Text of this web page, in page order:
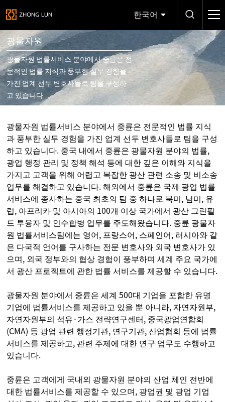
한국어
광물자원
광물자원 법률서비스 분야에서 중륜은 전
문적인 법률 지식과 풍부한 실무 경험을
가진 업계 선두 변호사들로 팀을 구성하
고 있습니다
광물자원 법률서비스 분야에서 중륜은 전문적인 법률 지식
과 풍부한 실무 경험을 가진 업계 선두 변호사들로 팀을 구성
하고 있습니다. 중국 내에서 중륜은 광물자원 분야의 법률,
광업 행정 관리 및 정책 해석 등에 대한 깊은 이해와 지식을
가지고 고객을 위해 어렵고 복잡한 광산 관련 소송 및 비소송
업무를 해결하고 있습니다. 해외에서 중륜은 국제 광업 법률
서비스에 종사하는 중국 최초의 팀 중 하나로 북미, 남미, 유
럽, 아프리카 및 아시아의 100개 이상 국가에서 광산 그린필
드 투융자 및 인수합병 업무를 주도해왔습니다. 중륜 광물자
원 법률서비스팀에는 영어, 프랑스어, 스페인어, 러시아와 같
은 다국적 언어를 구사하는 전문 변호사와 외국 변호사가 있
으며, 외국 정부와의 협상 경험이 풍부하며 세계 주요 국가에
서 광산 프로젝트에 관한 법률 서비스를 제공할 수 있습니다.
광물자원 분야에서 중륜은 세계 500대 기업을 포함한 유명
기업에 법률서비스를 제공하고 있을 뿐 아니라, 자연자원부,
자연자원부의 석유·가스 전략연구센터, 중국광업연합회
(CMA) 등 광업 관련 행정기관, 연구기관, 산업협회 등에 법률
서비스를 제공하고, 관련 주제에 대한 연구 업무도 수행하고
있습니다.
중륜은 고객에게 국내외 광물자원 분야의 산업 체인 전반에
대한 법률서비스를 제공할 수 있으며, 광업권 및 광업 기업